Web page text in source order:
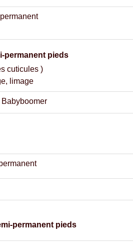
permanent pieds
cuticules )
limage
permanent pieds